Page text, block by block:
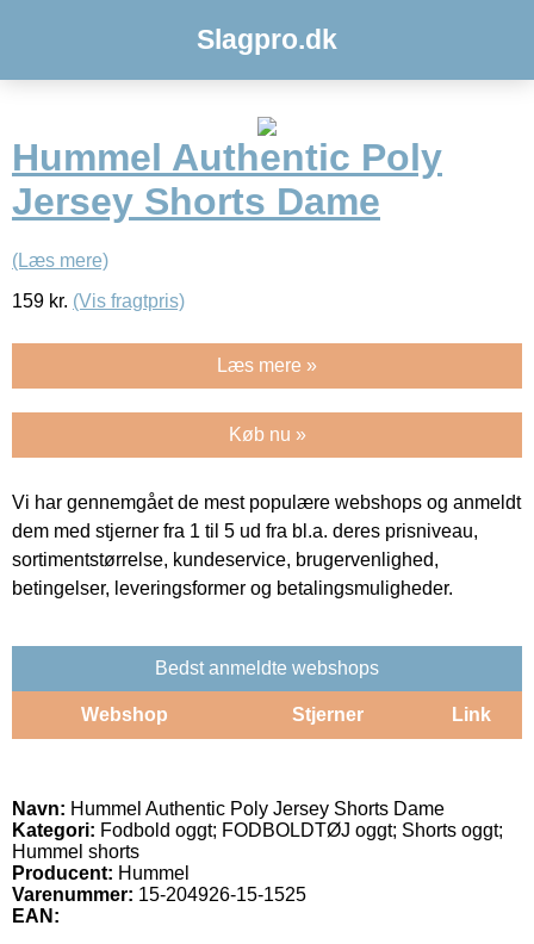
Slagpro.dk
Hummel Authentic Poly
Jersey Shorts Dame
(Læs mere)
159 kr. (Vis fragtpris)
Læs mere »
Køb nu »
Vi har gennemgået de mest populære webshops og anmeldt
dem med stjerner fra 1 til 5 ud fra bl.a. deres prisniveau,
sortimentstørrelse, kundeservice, brugervenlighed,
betingelser, leveringsformer og betalingsmuligheder.
Bedst anmeldte webshops
Webshop Stjerner Link
Navn: Hummel Authentic Poly Jersey Shorts Dame
Kategori: Fodbold oggt; FODBOLDTØJ oggt; Shorts oggt;
Hummel shorts
Producent: Hummel
Varenummer: 15-204926-15-1525
EAN: